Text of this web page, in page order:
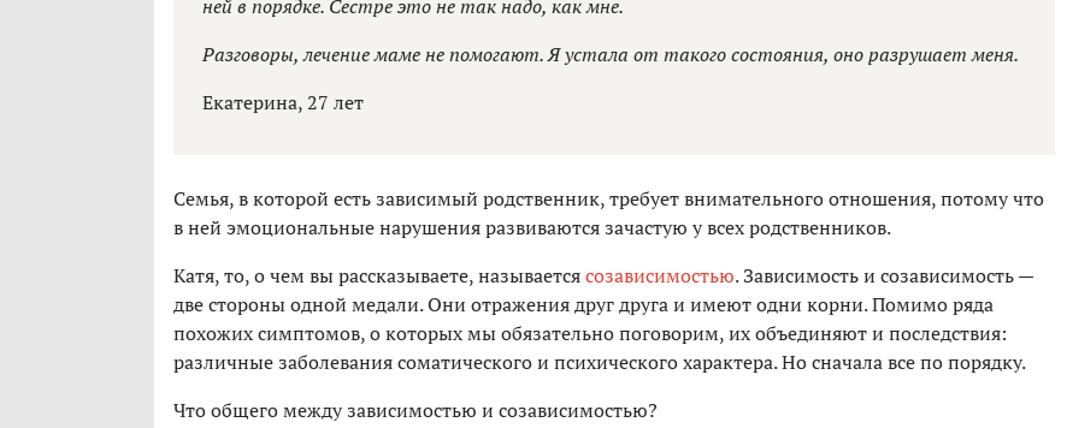
ней в порядке. Сестре это не так надо, как мне.
Разговоры, лечение маме не помогают. Я устала от такого состояния, оно разрушает меня.
Екатерина, 27 лет
Семья, в которой есть зависимый родственник, требует внимательного отношения, потому что
в ней эмоциональные нарушения развиваются зачастую у всех родственников.
Катя, то, о чем вы рассказываете, называетсясозависимостью. Зависимость и созависимость —
две стороны одной медали. Они отражения друг друга и имеют одни корни. Помимо ряда
похожих симптомов, о которых мы обязательно поговорим, их объединяют и последствия:
различные заболевания соматического и психического характера. Но сначала все по порядку.
Что общего между зависимостью и созависимостью?